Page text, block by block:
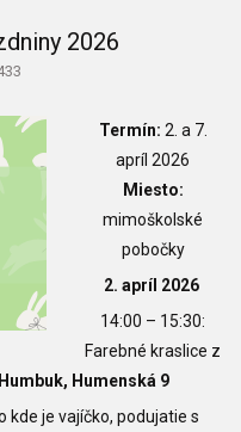
2026
Termín: 2. a 7.
apríl 2026
Miesto:
mimoškolské
pobočky
2. apríl 2026
14:00 – 15:30:
Farebné kraslice z
Humbuk, Humenská 9
kde je vajíčko, podujatie s